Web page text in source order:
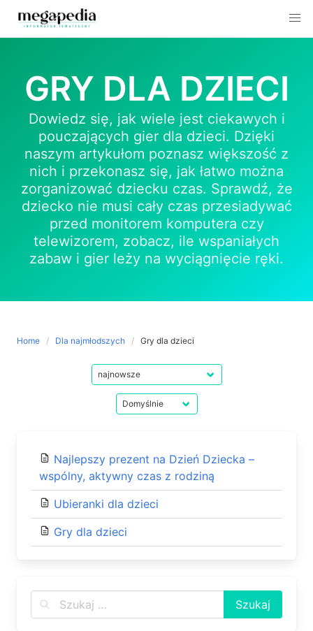
contentGRY DLA DZIECI
Dowiedz się, jak wiele jest ciekawych i
pouczających gier dla dzieci. Dzięki
naszym artykułom poznasz większość z
nich i przekonasz się, jak łatwo można
zorganizować dziecku czas. Sprawdź, że
dziecko nie musi cały czas przesiadywać
przed monitorem komputera czy
telewizorem, zobacz, ile wspaniałych
zabaw i gier leży na wyciągnięcie ręki.
Home Dla najmłodszych Gry dla dzieci
Najlepszy prezent na Dzień Dziecka –
wspólny, aktywny czas z rodziną
Ubieranki dla dzieci
Gry dla dzieci